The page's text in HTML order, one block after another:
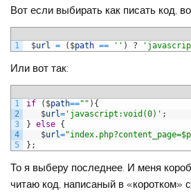
Вот если выбирать как писать код,
1 $url = ( $path == '' ) ?
Или вот так:
1
2
3
4
5
if ( $path=="" ) {
$url= 'javascript:void(0)' ;
} else {
$url=
} ;
То я выберу последнее. И меня
читаю код, написаный в «коротком»